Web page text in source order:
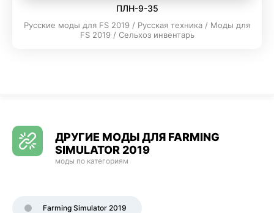
ПЛН-9-35
Русские моды для FS 2019 / Русская техника / Моды для
FS 2019 / Сельхоз инвентарь
ДРУГИЕ МОДЫ ДЛЯ FARMING
SIMULATOR 2019
моды по категориям
Farming Simulator 2019